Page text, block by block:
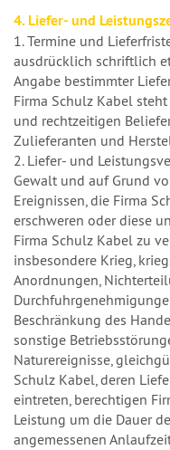
4. Liefer- und
1. Termine und
ausdrücklich schriftlich
Angabe bestimmter
Firma Schulz Kabel
und rechtzeitigen
Zulieferanten und
2. Liefer- und
Gewalt und auf Grund
Ereignissen, die Firma
erschweren oder diese
Firma Schulz Kabel zu
insbesondere Krieg,
Anordnungen,
Beschränkung des
sonstige
Naturereignisse,
Schulz Kabel, deren
eintreten, berechtigen
Leistung um die Dauer
angemessenen